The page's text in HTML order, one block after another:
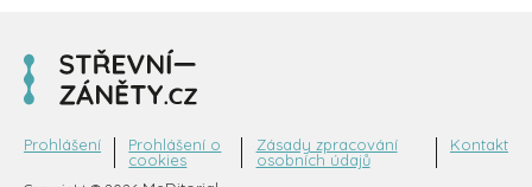
Prohlášení
Prohlášení o
cookies
Zásady zpracování
osobních údajů
Kontakt